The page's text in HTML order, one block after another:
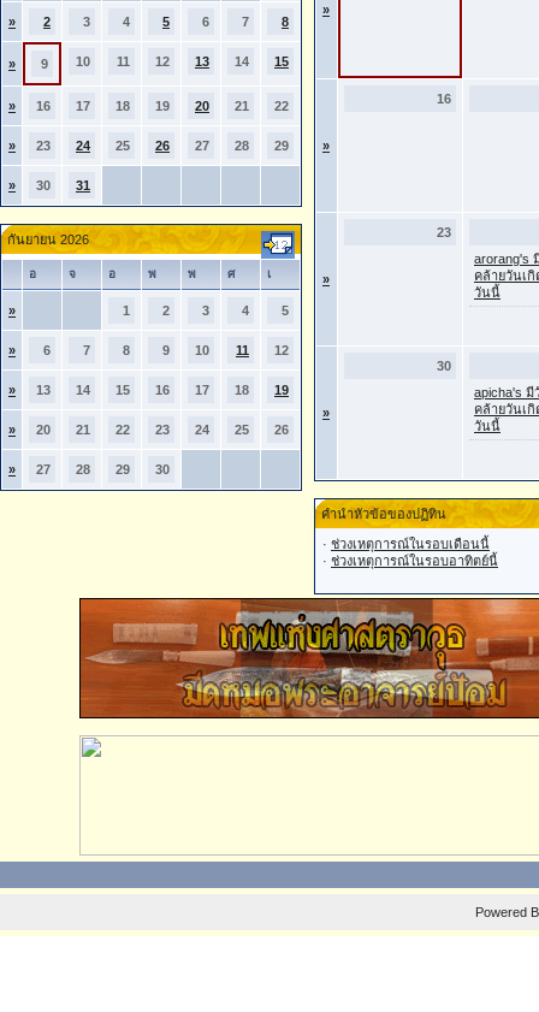
» 2 3 4 5 6 7 8
» 9 10 11 12 13 14 15
» 16 17 18 19 20 21 22
» 23 24 25 26 27 28 29
» 30 31
กันยายน 2026
อ จ อ พ พ ศ เ
» 1 2 3 4 5
» 6 7 8 9 10 11 12
» 13 14 15 16 17 18 19
» 20 21 22 23 24 25 26
» 27 28 29 30
»
»
16
»
23
arorang's
คล้ายวันเกิ
วันนี้
»
30
apicha's มี
คล้ายวันเกิ
วันนี้
คำนำหัวข้อของปฏิทิน
· ช่วงเหตุการณ์ในรอบเดือนนี้
· ช่วงเหตุการณ์ในรอบอาทิตย์นี้
Powered